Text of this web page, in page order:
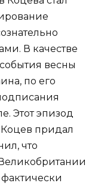
В качестве
весны
по его
Этот эпизод
придал
что